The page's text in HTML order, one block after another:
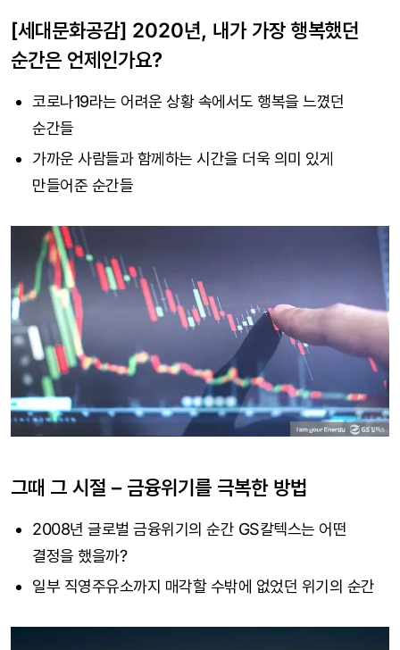
[세대문화공감] 2020년, 내가 가장 행복했던
순간은 언제인가요?
코로나19라는 어려운 상황 속에서도 행복을 느꼈던
순간들
가까운 사람들과 함께하는 시간을 더욱 의미 있게
만들어준 순간들
그때 그 시절 – 금융위기를 극복한 방법
2008년 글로벌 금융위기의 순간 GS칼텍스는 어떤
결정을 했을까?
일부 직영주유소까지 매각할 수밖에 없었던 위기의 순간